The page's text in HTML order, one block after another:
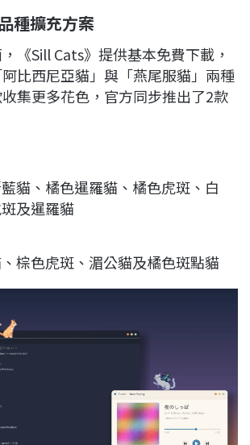
種擴充方案
《Sill Cats》提供基本免費下載，
比西尼亞貓」與「燕尾服貓」兩種
集更多花色，官方同步推出了2款
貓、橘色暹羅貓、橘色虎斑、白
及暹羅貓
棕色虎斑、湄公貓及橘色斑點貓